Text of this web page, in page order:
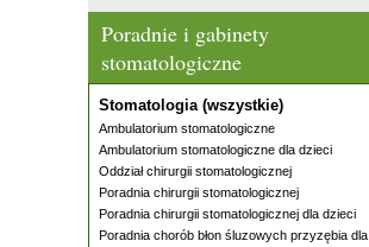
Poradnie i gabinety
stomatologiczne
Stomatologia (wszystkie)
Ambulatorium stomatologiczne
Ambulatorium stomatologiczne dla dzieci
Oddział chirurgii stomatologicznej
Poradnia chirurgii stomatologicznej
Poradnia chirurgii stomatologicznej dla dzieci
Poradnia chorób błon śluzowych przyzębia dla